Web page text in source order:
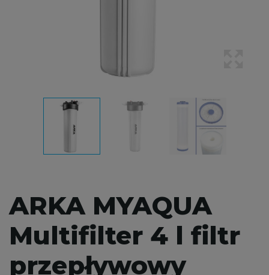
ARKA MYAQUA
Multifilter 4 l filtr
przepływowy